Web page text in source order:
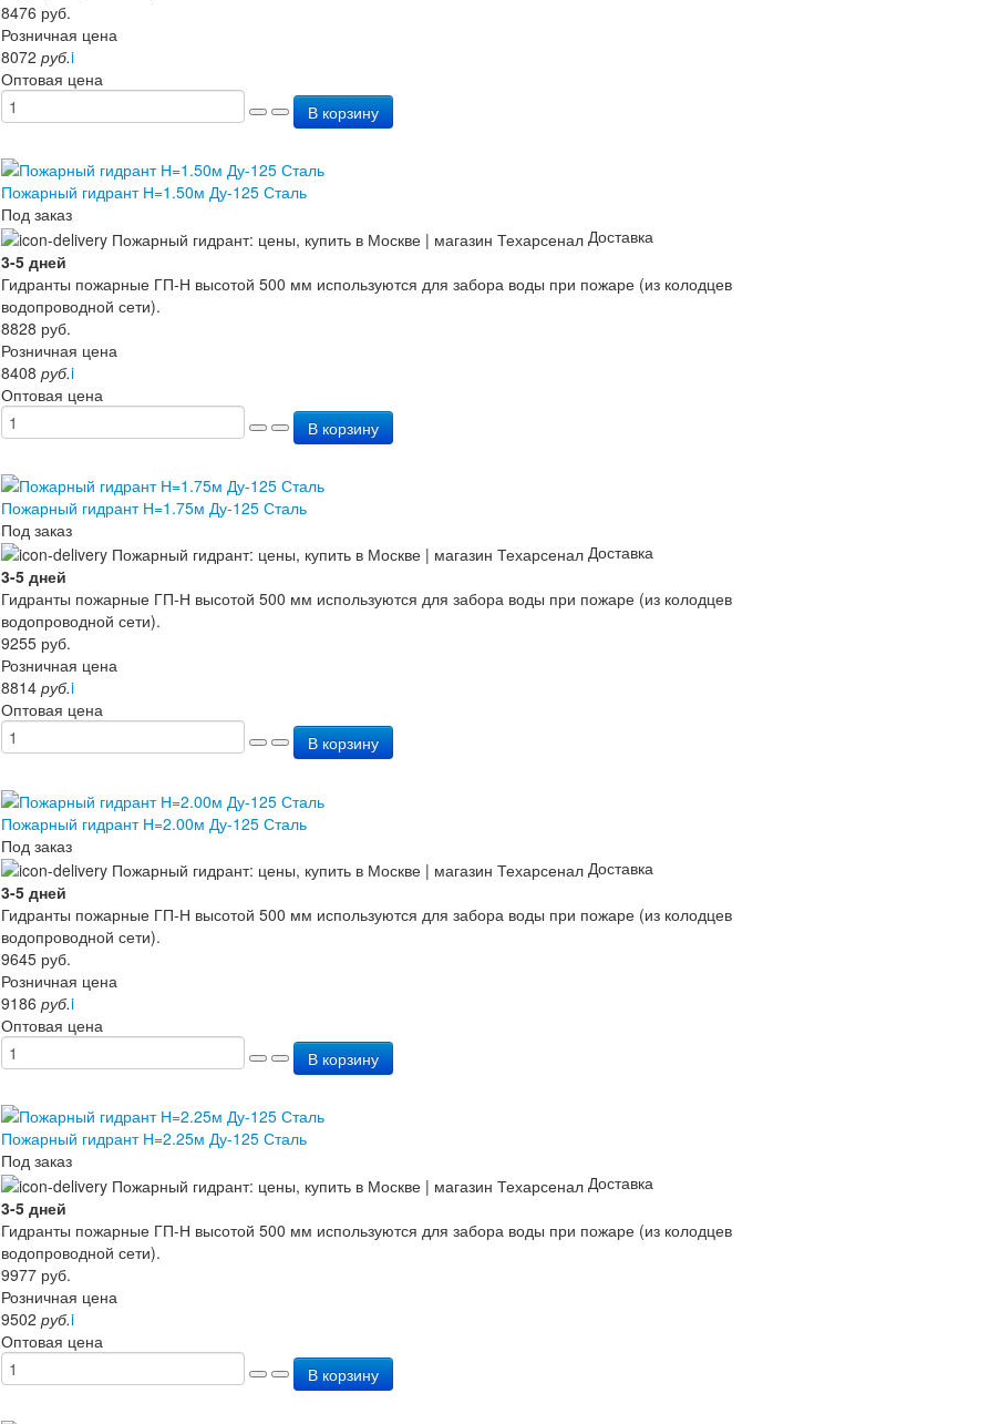
8476 руб.
Розничная цена
8072 руб.i
Оптовая цена
В корзину
Пожарный гидрант Н=1.50м Ду-125 Сталь
Под заказ
Доставка
3-5 дней
Гидранты пожарные ГП-Н высотой 500 мм используются для забора воды при пожаре (из колодцев
водопроводной сети).
8828 руб.
Розничная цена
8408 руб.i
Оптовая цена
В корзину
Пожарный гидрант Н=1.75м Ду-125 Сталь
Под заказ
Доставка
3-5 дней
Гидранты пожарные ГП-Н высотой 500 мм используются для забора воды при пожаре (из колодцев
водопроводной сети).
9255 руб.
Розничная цена
8814 руб.i
Оптовая цена
В корзину
Пожарный гидрант Н=2.00м Ду-125 Сталь
Под заказ
Доставка
3-5 дней
Гидранты пожарные ГП-Н высотой 500 мм используются для забора воды при пожаре (из колодцев
водопроводной сети).
9645 руб.
Розничная цена
9186 руб.i
Оптовая цена
В корзину
Пожарный гидрант Н=2.25м Ду-125 Сталь
Под заказ
Доставка
3-5 дней
Гидранты пожарные ГП-Н высотой 500 мм используются для забора воды при пожаре (из колодцев
водопроводной сети).
9977 руб.
Розничная цена
9502 руб.i
Оптовая цена
В корзину